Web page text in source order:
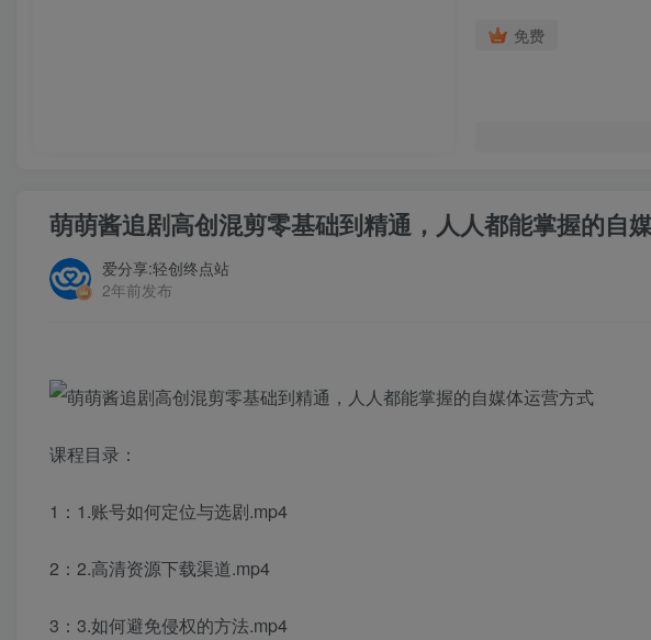
免费
萌萌酱追剧高创混剪零基础到精通，人人都能掌握的自
爱分享:轻创终点站
2年前发布
课程目录：
1：1.账号如何定位与选剧.mp4
2：2.高清资源下载渠道.mp4
3：3.如何避免侵权的方法.mp4